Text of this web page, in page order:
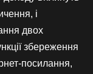
і
двох
збереження
посилання,